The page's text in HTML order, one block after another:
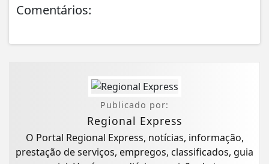
Comentários:
Publicado por:
Regional Express
O Portal Regional Express, notícias, informação,
prestação de serviços, empregos, classificados, guia